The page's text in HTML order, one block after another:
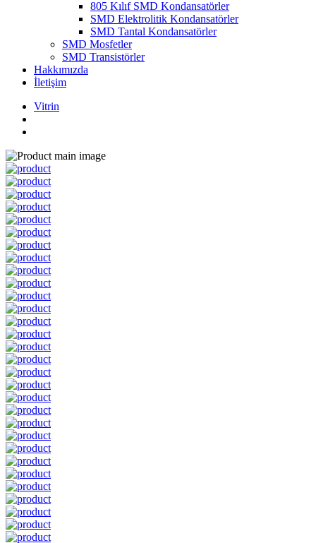
805 Kılıf SMD Kondansatörler
SMD Elektrolitik Kondansatörler
SMD Tantal Kondansatörler
SMD Mosfetler
SMD Transistörler
Hakkımızda
İletişim
Vitrin